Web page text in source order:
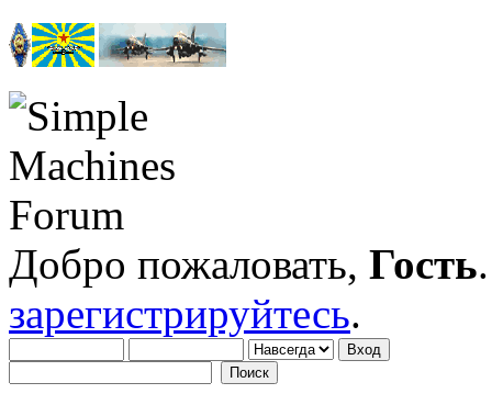
Добро пожаловать, Гость
зарегистрируйтесь.